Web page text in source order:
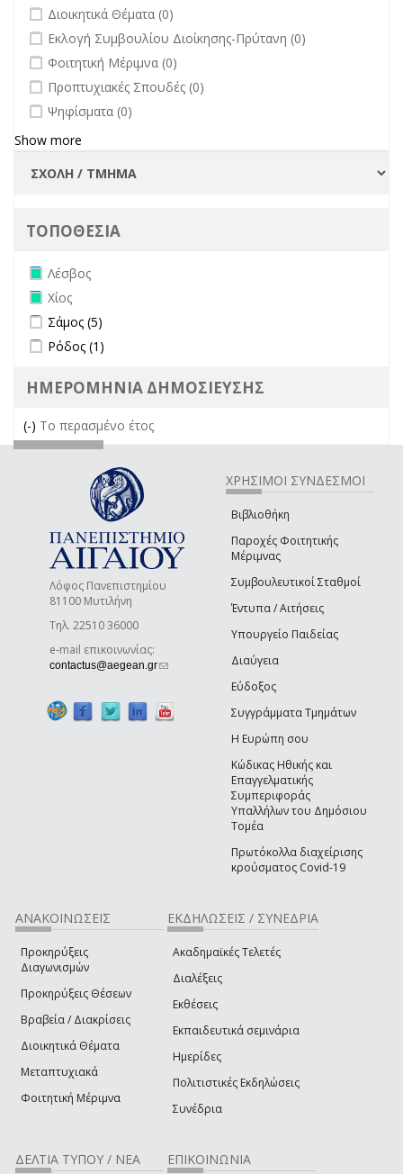
undefined
Διοικητικά Θέματα (0)
undefined
Εκλογή Συμβουλίου Διοίκησης-Πρύτανη (0)
undefined
Φοιτητική Μέριμνα (0)
undefined
Προπτυχιακές Σπουδές (0)
undefined
Ψηφίσματα (0)
Show more
ΤΟΠΟΘΕΣΙΑ
Remove Λέσβος filter
Λέσβος
Remove Χίος filter
Χίος
Apply Σάμος filter
Σάμος (5)
Apply Ρόδος filter
Ρόδος (1)
ΗΜΕΡΟΜΗΝΙΑ ΔΗΜΟΣΙΕΥΣΗΣ
(-) Remove Το περασμένο έτος filter
Το περασμένο έτος
Λόφος Πανεπιστημίου
81100 Μυτιλήνη
Τηλ. 22510 36000
e-mail επικοινωνίας:
contactus@aegean.gr(link sends e-mail)
ΧΡΗΣΙΜΟΙ ΣΥΝΔΕΣΜΟΙ
Βιβλιοθήκη
Παροχές Φοιτητικής
Μέριμνας
Συμβουλευτικοί Σταθμοί
Έντυπα / Αιτήσεις
Υπουργείο Παιδείας
Διαύγεια
Εύδοξος
Συγγράμματα Τμημάτων
Η Ευρώπη σου
Κώδικας Ηθικής και
Επαγγελματικής
Συμπεριφοράς
Υπαλλήλων του Δημόσιου
Τομέα
Πρωτόκολλα διαχείρισης
κρούσματος Covid-19
ΑΝΑΚΟΙΝΩΣΕΙΣ
Προκηρύξεις
Διαγωνισμών
Προκηρύξεις Θέσεων
Βραβεία / Διακρίσεις
Διοικητικά Θέματα
Μεταπτυχιακά
Φοιτητική Μέριμνα
ΕΚΔΗΛΩΣΕΙΣ / ΣΥΝΕΔΡΙΑ
Ακαδημαϊκές Τελετές
Διαλέξεις
Εκθέσεις
Εκπαιδευτικά σεμινάρια
Ημερίδες
Πολιτιστικές Εκδηλώσεις
Συνέδρια
ΔΕΛΤΙΑ ΤΥΠΟΥ / ΝΕΑ ΕΠΙΚΟΙΝΩΝΙΑ